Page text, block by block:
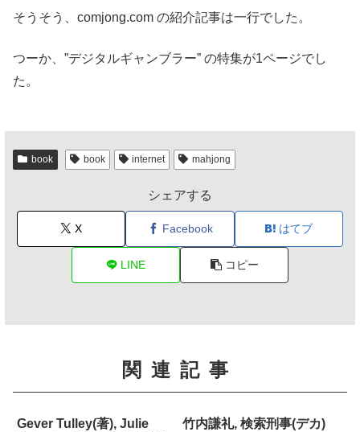
そうそう、comjong.com の紹介記事は一行でした。
つーか、”デジタルギャンブラー” の特集が1ページでし
た。
book book internet mahjong
シェアする
X Facebook はてブ
LINE コピー
関連記事
Gever Tulley(著), Julie
竹内謙礼, 検索刑事(デカ)